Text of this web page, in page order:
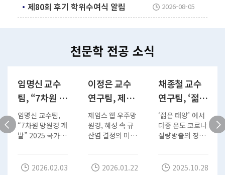
제80회 후기 학위수여식 알림 2026-08-05
천문학 전공 소식
임명신 교수
팀, “7차원 망
원경 개발”
2025 국가연
구개발 우수
성과 100선
선정, 시상식
2026.02.03
임명신 교수팀,
“7차원 망원경 개
발” 2025 국가연
100선 선정, 시상
식 개최 과학기
이정은 교수
연구팀, 제임
스 웹 우주망
원경, 혜성 속
규산염 결정
의 미스터리
를 풀다.
2026.01.22
제임스 웹 우주망
원경, 혜성 속 규
산염 결정의 미스
발하는 태아별이
일으키는 규산염
채종철 교수
연구팀, ‘젊은
태양’에서 다
중 온도 코로
나질량방출의
징후 발견!
2025.10.28
‘젊은 태양’ 에서
다중 온도 코로나
질량방출의 징후
양’에서 과거 태
양폭풍의 단서를